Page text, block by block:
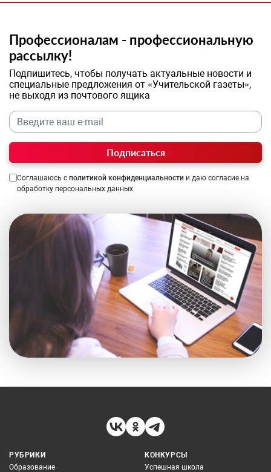
Профессионалам - профессиональную
рассылку!
Подпишитесь, чтобы получать актуальные новости и
специальные предложения от «Учительской газеты»,
не выходя из почтового ящика
Подписаться
Соглашаюсь с политикой конфиденциальности и даю согласие на
обработку персональных данных
РУБРИКИ
Образование
КОНКУРСЫ
Успешная школа